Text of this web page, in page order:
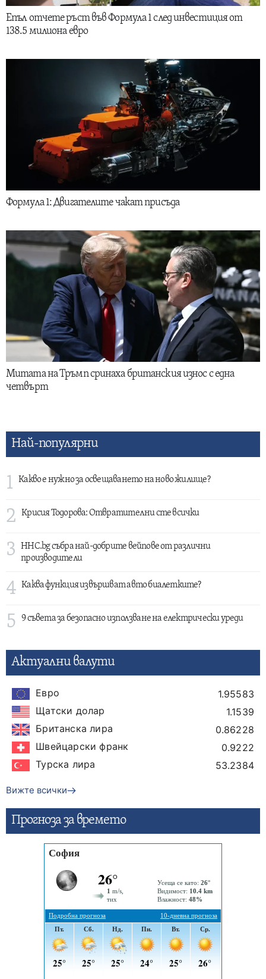
Епъл отчете ръст във Формула 1 след инвестиция от
138.5 милиона евро
Формула 1: Двигателите чакат присъда
Митата на Тръмп сринаха британския износ с една
четвърт
Най-популярни
1 Какво е нужно за освещаването на ново жилище?
2 Крисия Тодорова: Отвратителни сте всички
3
HHC.bg събра най-добрите вейпове от различни
производители
4 Каква функция извършват авто биалетките?
5 9 съвета за безопасно използване на електрически уреди
Актуални валути
Евро
1.95583
Щатски долар
1.1539
Британска лира
0.86228
Швейцарски франк
0.9222
Турска лира
53.2384
Вижте всички
Прогнозa за времето